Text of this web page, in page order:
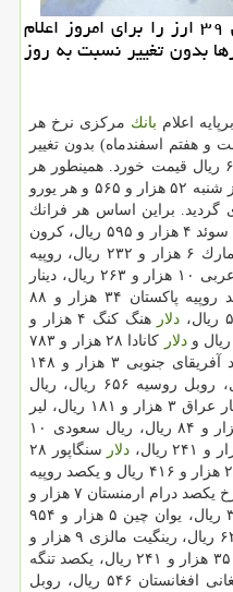
پول من: بانك مركزی نرخ تبادلی ۳۹ ارز را برای امروز اعلام
بدون تغییر نسبت به روز
اعلام بانك مركزی نرخ هر
و هفتم اسفندماه) بدون تغییر
نسبت به روز گذشته ۳۷ هزار و ۶۹۱ ریال قیمت خورد. همینطور هر
پوند انگلیس بدون تغییر نسبت به روز شنبه ۵۲ هزار و ۵۶۵ و هر یورو
ارزشگذاری گردید. براین اساس هر فرانك
سوییس ۳۹ هزار و ۵۸۴ ریال، كرون سوئد ۴ هزار و ۵۹۵ ریال، كرون
نروژ ۴ هزار و ۸۸۹ ریال، كرون دانمارك ۶ هزار و ۲۳۲ ریال، روپیه
هند ۵۸۰ ریال، درهم امارات متحده عربی ۱۰ هزار و ۲۶۳ ریال، دینار
كویت ۱۲۵ هزار و ۳۸۳ ریال، یكصد روپیه پاكستان ۳۴ هزار و ۸۸
دلار
هنگ كنگ ۴ هزار و
دلار
كانادا ۲۸ هزار و ۷۸۳
ریال قیمت خورد. همینطور نرخ راند آفریقای جنوبی ۳ هزار و ۱۴۸
ریال، لیر تركیه ۹ هزار و ۶۱۴ ریال، روبل روسیه ۶۵۶ ریال، ریال
قطر ۱۰ هزار و ۳۵۵ ریال، یكصد دینار عراق ۳ هزار و ۱۸۱ ریال، لیر
استرالیا ۲۹ هزار و ۸۴ ریال، ریال سعودی ۱۰
دلار
سنگاپور ۲۸
هزار و ۶۰۵ ریال، ده روپیه سریلانكا ۲ هزار و ۴۱۶ ریال و یكصد روپیه
نپال ۳۶ هزار و ۶۹ ریال تعیین شد. نرخ یكصد درام ارمنستان ۷ هزار و
۸۴۷ ریال، دینار لیبی ۲۸ هزار و ۳۶۴ ریال، یوان چین ۵ هزار و ۹۵۴
ریال، یكصد بات تایلند ۱۲۰هزار و ۶۲۸ ریال، رینگیت مالزی ۹ هزار و
۶۴۱ ریال، یك هزار وون كره جنوبی ۳۵ هزار و ۲۴۱ ریال، یكصد تنگه
قزاقستان ۱۱ هزار و ۶۸۶ ریال، افغانی افغانستان ۵۴۶ ریال، روبل